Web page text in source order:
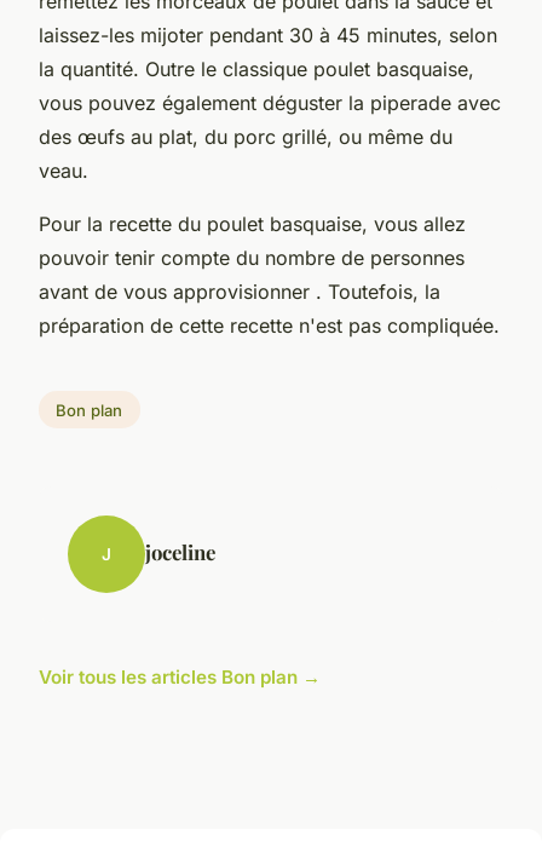
laissez-les mijoter pendant 30 à 45 minutes, selon
la quantité. Outre le classique poulet basquaise,
vous pouvez également déguster la piperade avec
des œufs au plat, du porc grillé, ou même du
veau.
Pour la recette du poulet basquaise, vous allez
pouvoir tenir compte du nombre de personnes
avant de vous approvisionner . Toutefois, la
préparation de cette recette n'est pas compliquée.
Bon plan
J joceline
Voir tous les articles Bon plan →